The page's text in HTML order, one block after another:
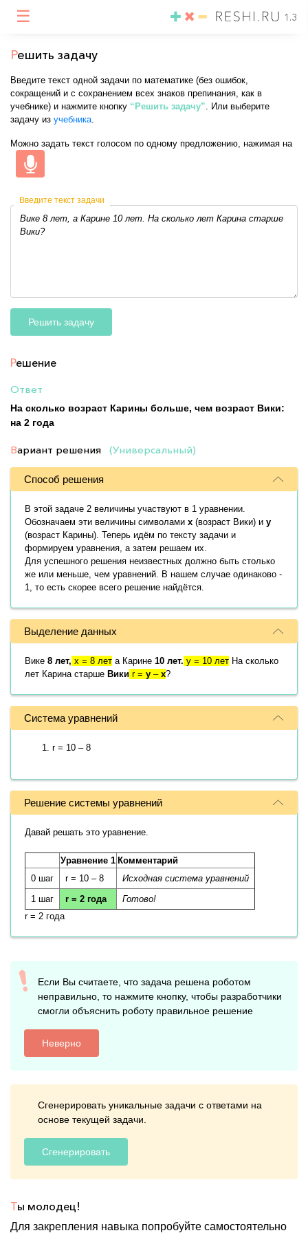
☰ 1.3
Решить задачу
Введите текст одной задачи по математике (без ошибок,
сокращений и с сохранением всех знаков препинания, как в
учебнике) и нажмите кнопку “Решить задачу”. Или выберите
задачу из учебника.
Можно задать текст голосом по одному предложению, нажимая на
Введите текст задачи
Решить задачу
Решение
Ответ
На сколько возраст Карины больше, чем возраст Вики:
на 2 года
Вариант решения (Универсальный)
Способ решения
В этой задаче 2 величины участвуют в 1 уравнении.
Обозначаем эти величины символами x (возраст Вики) и y
(возраст Карины). Теперь идём по тексту задачи и
формируем уравнения, а затем решаем их.
Для успешного решения неизвестных должно быть столько
же или меньше, чем уравнений. В нашем случае одинаково -
1, то есть скорее всего решение найдётся.
Выделение данных
Вике 8 лет, x = 8 лет а Карине 10 лет. y = 10 лет На сколько
лет Карина старше Вики r = y – x?
Система уравнений
r = 10 – 8
Решение системы уравнений
Давай решать это уравнение.
Уравнение 1 Комментарий
0 шаг
r = 10 – 8
Исходная система уравнений
1 шаг
r = 2 года
Готово!
r = 2 года
Если Вы считаете, что задача решена роботом
неправильно, то нажмите кнопку, чтобы разработчики
смогли объяснить роботу правильное решение
Неверно
Сгенерировать уникальные задачи с ответами на
основе текущей задачи.
Сгенерировать
Ты молодец!
Для закрепления навыка попробуйте самостоятельно